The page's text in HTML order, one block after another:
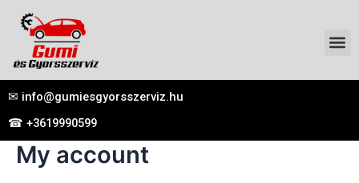
content
✉ info@gumiesgyorsszerviz.hu
☎ +3619990599
My account